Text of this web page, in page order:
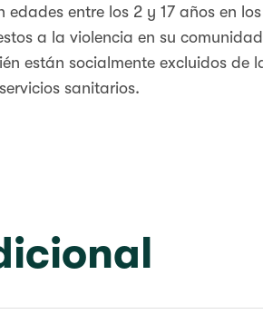
edades entre los 2 y 17 años en
a la violencia en su
están socialmente excluidos de
sanitarios.